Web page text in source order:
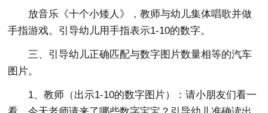
放音乐《十个小矮人》，教师与幼儿集体唱歌并做
手指游戏。引导幼儿用手指表示1-10的数字。
三、引导幼儿正确匹配与数字图片数量相等的汽车
图片。
1、教师（出示1-10的数字图片）：请小朋友们看一